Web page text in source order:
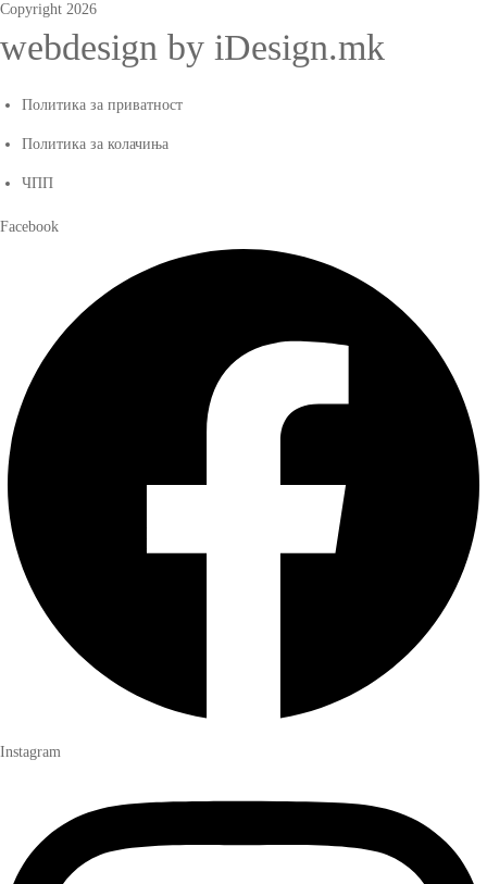
Copyright 2026
webdesign by iDesign.mk
Политика за приватност
Политика за колачиња
ЧПП
Facebook
Instagram